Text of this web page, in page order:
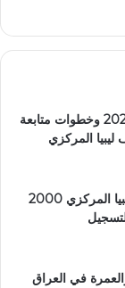
رابط منظومة راتبك لحظي 2026 وخطوات متابعة
المركزي
رابط منظومة حجز مصرف ليبيا المركزي 2000
في العراق